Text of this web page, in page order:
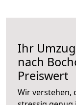
Ihr
nach
Preiswert
Wir verstehen,